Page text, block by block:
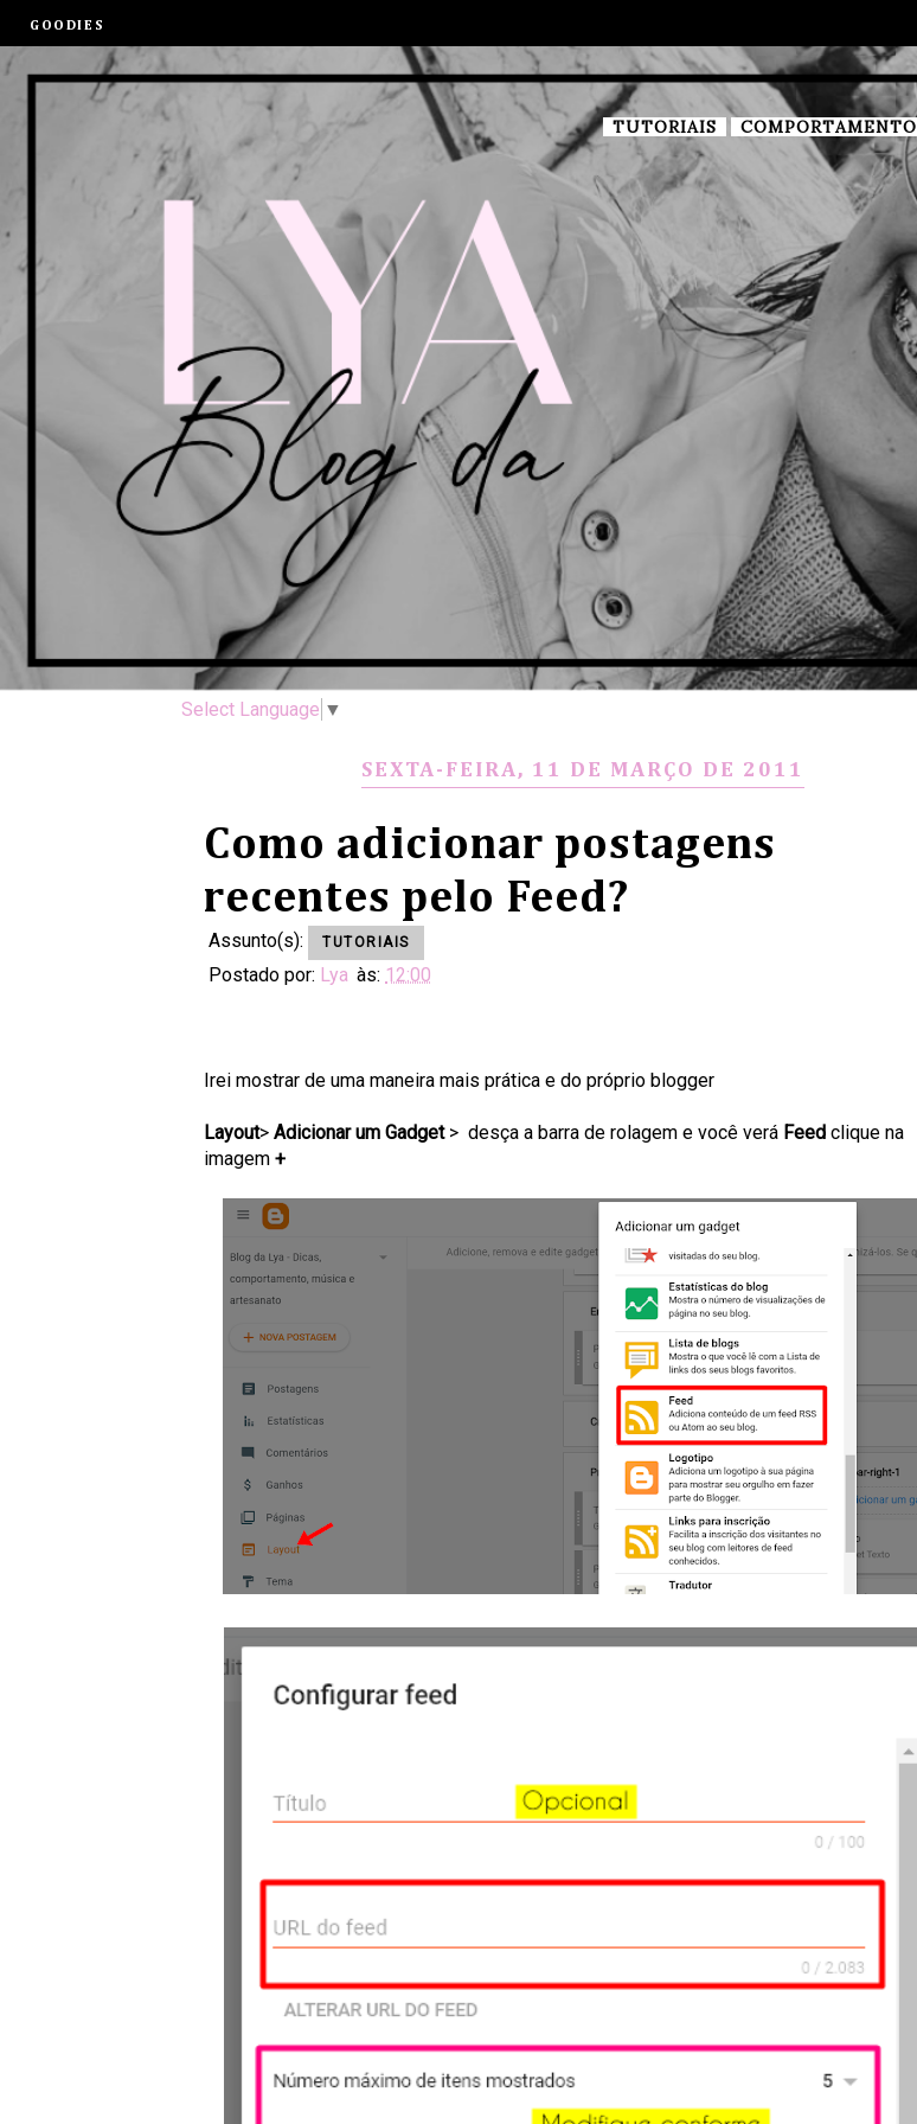
GOODIES
TUTORIAIS COMPORTAMENTO
Select Language ▼
SEXTA-FEIRA, 11 DE MARÇO DE 2011
Como adicionar postagens
recentes pelo Feed?
Assunto(s): TUTORIAIS
Postado por: Lya às: 12:00
Irei mostrar de uma maneira mais prática e do próprio blogger
Layout> Adicionar um Gadget > desça a barra de rolagem e você verá Feed clique na
imagem +